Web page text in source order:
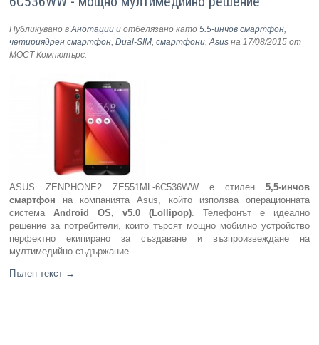
Публикувано вАнотации и отбелязано като5.5-инчов смартфон,
четириядрен смартфон,Dual-SIM,смартфони,Asus на 17/08/2015 от
МОСТ Компютърс.
ASUS ZENPHONE2 ZE551ML-6C536WW е стилен 5,5-инчов
смартфон на компанията Asus, който използва операционната
системаAndroid OS, v5.0 (Lollipop). Телефонът е идеално
решение за потребители, които търсят мощно мобилно устройство
перфектно екипирано за създаване и възпроизвеждане на
мултимедийно съдържание.
Пълен текст →